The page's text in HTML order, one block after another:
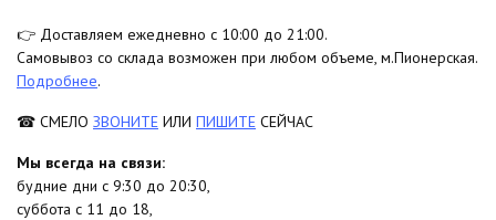
👉 Доставляем ежедневно с 10:00 до 21:00.
Самовывоз со склада возможен при любом объеме, м.Пионерская.
Подробнее.
☎ СМЕЛО ЗВОНИТЕ ИЛИ ПИШИТЕ СЕЙЧАС
Мы всегда на связи:
будние дни с 9:30 до 20:30,
суббота с 11 до 18,